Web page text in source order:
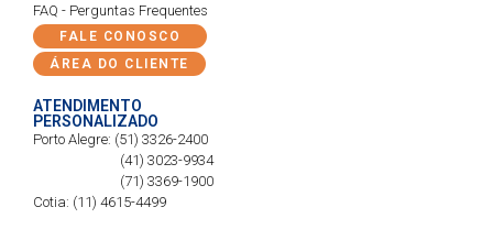
FAQ - Perguntas Frequentes
FALE CONOSCO
ÁREA DO CLIENTE
ATENDIMENTO
PERSONALIZADO
Porto Alegre: (51) 3326-2400
(41) 3023-9934
(71) 3369-1900
Cotia: (11) 4615-4499